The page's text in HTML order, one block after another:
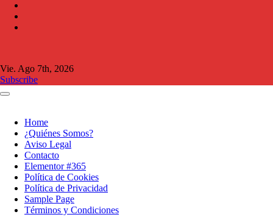
Vie. Ago 7th, 2026
Subscribe
Home
¿Quiénes Somos?
Aviso Legal
Contacto
Elementor #365
Política de Cookies
Política de Privacidad
Sample Page
Términos y Condiciones